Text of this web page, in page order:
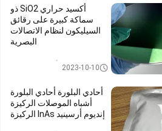
أكسيد حراري SiO2 ذو
سماكة كبيرة على رقائق
السيليكون لنظام الاتصالات
البصرية
ركيزة أشباه الموصلات2023-10-10
أحادي البلورة أحادي البلورة
أشباه الموصلات الركيزة
إنديوم أرسينيد InAs الركيزة